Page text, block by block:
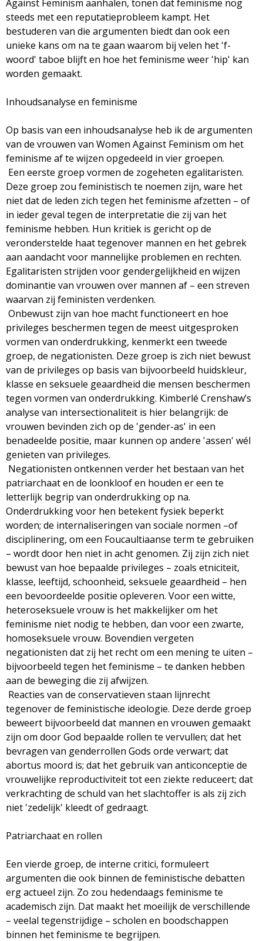
Against Feminism aanhalen, tonen dat feminisme nog
steeds met een reputatieprobleem kampt. Het
bestuderen van die argumenten biedt dan ook een
unieke kans om na te gaan waarom bij velen het 'f-
woord' taboe blijft en hoe het feminisme weer 'hip' kan
worden gemaakt.
Inhoudsanalyse en feminisme
Op basis van een inhoudsanalyse heb ik de argumenten
van de vrouwen van Women Against Feminism om het
feminisme af te wijzen opgedeeld in vier groepen.
Een eerste groep vormen de zogeheten egalitaristen.
Deze groep zou feministisch te noemen zijn, ware het
niet dat de leden zich tegen het feminisme afzetten – of
in ieder geval tegen de interpretatie die zij van het
feminisme hebben. Hun kritiek is gericht op de
veronderstelde haat tegenover mannen en het gebrek
aan aandacht voor mannelijke problemen en rechten.
Egalitaristen strijden voor gendergelijkheid en wijzen
dominantie van vrouwen over mannen af – een streven
waarvan zij feministen verdenken.
Onbewust zijn van hoe macht functioneert en hoe
privileges beschermen tegen de meest uitgesproken
vormen van onderdrukking, kenmerkt een tweede
groep, de negationisten. Deze groep is zich niet bewust
van de privileges op basis van bijvoorbeeld huidskleur,
klasse en seksuele geaardheid die mensen beschermen
tegen vormen van onderdrukking. Kimberlé Crenshaw’s
analyse van intersectionaliteit is hier belangrijk: de
vrouwen bevinden zich op de 'gender-as' in een
benadeelde positie, maar kunnen op andere 'assen' wél
genieten van privileges.
Negationisten ontkennen verder het bestaan van het
patriarchaat en de loonkloof en houden er een te
letterlijk begrip van onderdrukking op na.
Onderdrukking voor hen betekent fysiek beperkt
worden; de internaliseringen van sociale normen –of
disciplinering, om een Foucaultiaanse term te gebruiken
– wordt door hen niet in acht genomen. Zij zijn zich niet
bewust van hoe bepaalde privileges – zoals etniciteit,
klasse, leeftijd, schoonheid, seksuele geaardheid – hen
een bevoordeelde positie opleveren. Voor een witte,
heteroseksuele vrouw is het makkelijker om het
feminisme niet nodig te hebben, dan voor een zwarte,
homoseksuele vrouw. Bovendien vergeten
negationisten dat zij het recht om een mening te uiten –
bijvoorbeeld tegen het feminisme – te danken hebben
aan de beweging die zij afwijzen.
Reacties van de conservatieven staan lijnrecht
tegenover de feministische ideologie. Deze derde groep
beweert bijvoorbeeld dat mannen en vrouwen gemaakt
zijn om door God bepaalde rollen te vervullen; dat het
bevragen van genderrollen Gods orde verwart; dat
abortus moord is; dat het gebruik van anticonceptie de
vrouwelijke reproductiviteit tot een ziekte reduceert; dat
verkrachting de schuld van het slachtoffer is als zij zich
niet 'zedelijk' kleedt of gedraagt.
Patriarchaat en rollen
Een vierde groep, de interne critici, formuleert
argumenten die ook binnen de feministische debatten
erg actueel zijn. Zo zou hedendaags feminisme te
academisch zijn. Dat maakt het moeilijk de verschillende
– veelal tegenstrijdige – scholen en boodschappen
binnen het feminisme te begrijpen.